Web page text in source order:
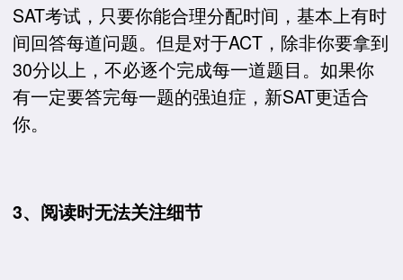
SAT考试，只要你能合理分配时间，基本上有时
间回答每道问题。但是对于ACT，除非你要拿到
30分以上，不必逐个完成每一道题目。如果你
有一定要答完每一题的强迫症，新SAT更适合
你。
3、阅读时无法关注细节